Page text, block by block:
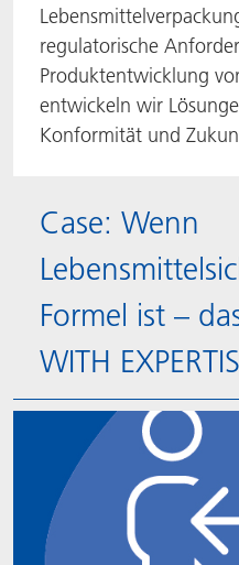
regulatorische
Produktentwicklung
entwickeln wir
Konformität und
Case: Wenn
Formel ist –
WITH